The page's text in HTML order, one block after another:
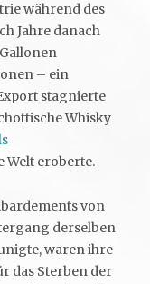
während des
Jahre danach
– ein
stagnierte
Whisky
Welt eroberte.
von
derselben
waren ihre
das Sterben der